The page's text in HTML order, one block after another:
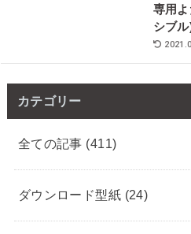
専用
シブ
カテゴリー
全ての記事 (411)
ダウンロード型紙 (24)